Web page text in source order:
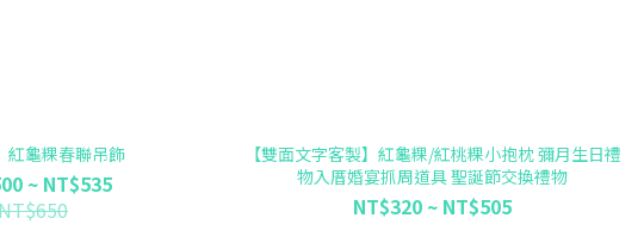
紅龜粿春聯吊飾
~ NT$535
【雙面文字客製】紅龜粿/紅桃粿小抱枕 彌月生日禮
物入厝婚宴抓周道具 聖誕節交換禮物
NT$320 ~ NT$505